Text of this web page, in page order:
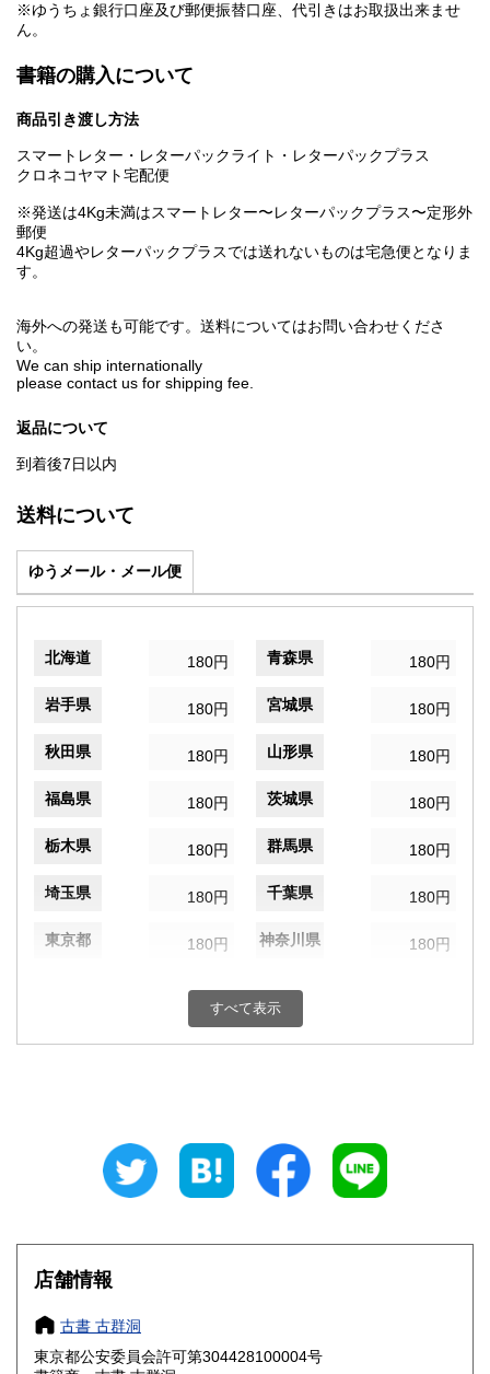
※ゆうちょ銀行口座及び郵便振替口座、代引きはお取扱出来ませ
ん。
書籍の購入について
商品引き渡し方法
スマートレター・レターパックライト・レターパックプラス
クロネコヤマト宅配便
※発送は4Kg未満はスマートレター〜レターパックプラス〜定形外
郵便
4Kg超過やレターパックプラスでは送れないものは宅急便となりま
す。
海外への発送も可能です。送料についてはお問い合わせくださ
い。
We can ship internationally
please contact us for shipping fee.
返品について
到着後7日以内
送料について
ゆうメール・メール便
北海道 180円 青森県 180円
岩手県 180円 宮城県 180円
秋田県 180円 山形県 180円
福島県 180円 茨城県 180円
栃木県 180円 群馬県 180円
埼玉県 180円 千葉県 180円
東京都 180円 神奈川県 180円
180円 富山県
180円 三重県
大阪府
奈良県
鳥取県 180円 島根県
すべて表示
店舗情報
古書 古群洞
東京都公安委員会許可第304428100004号